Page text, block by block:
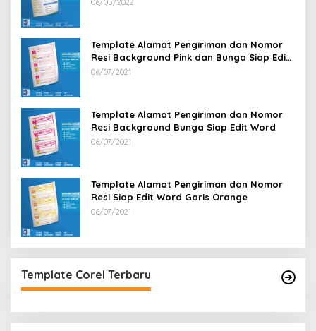
06/05/2022
Template Alamat Pengiriman dan Nomor
Resi Background Pink dan Bunga Siap Edit
Word
06/07/2021
Template Alamat Pengiriman dan Nomor
Resi Background Bunga Siap Edit Word
06/07/2021
Template Alamat Pengiriman dan Nomor
Resi Siap Edit Word Garis Orange
06/07/2021
Template Corel Terbaru